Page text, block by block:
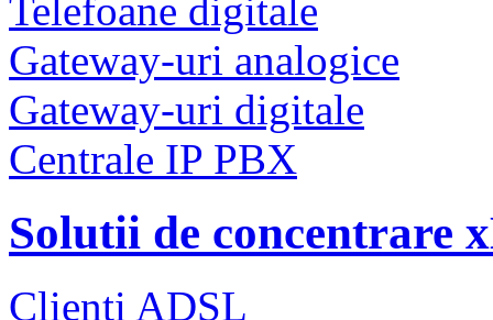
Telefoane digitale
Gateway-uri analogice
Gateway-uri digitale
Centrale IP PBX
Solutii de concentrare
Clienti ADSL